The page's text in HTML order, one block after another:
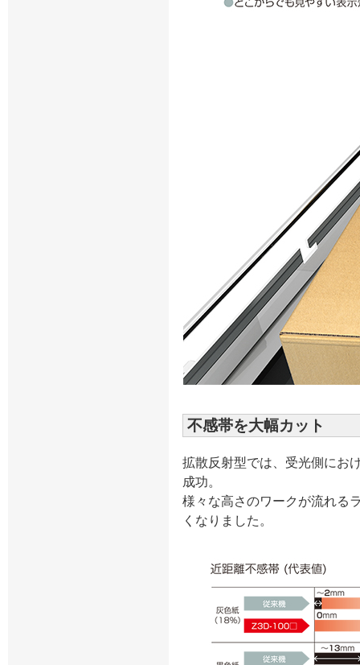
不感帯を大幅カット
拡散反射型では、受光側にお
成功。
様々な高さのワークが流れる
くなりました。